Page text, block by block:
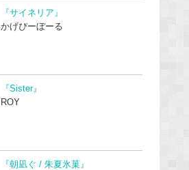
『サイネリア』
かげぴーぼーる
『Sister』
ROY
『朝凪ぐ / 朱夏氷菓』